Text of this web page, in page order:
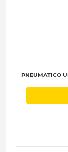
PNEUMATICO